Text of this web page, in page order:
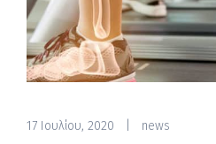
17 Ιουλίου, 2020 news